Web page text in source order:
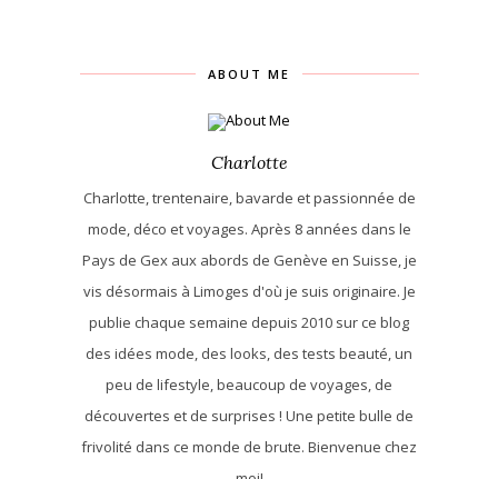
ABOUT ME
Charlotte
Charlotte, trentenaire, bavarde et passionnée de
mode, déco et voyages. Après 8 années dans le
Pays de Gex aux abords de Genève en Suisse, je
vis désormais à Limoges d'où je suis originaire. Je
publie chaque semaine depuis 2010 sur ce blog
des idées mode, des looks, des tests beauté, un
peu de lifestyle, beaucoup de voyages, de
découvertes et de surprises ! Une petite bulle de
frivolité dans ce monde de brute. Bienvenue chez